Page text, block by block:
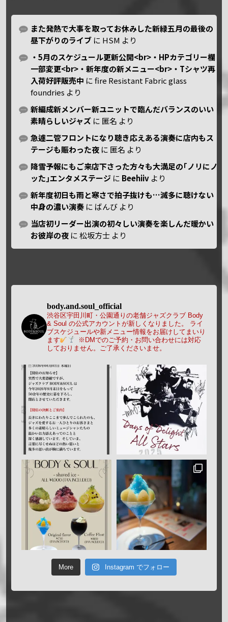
また発熱で大事を取ってお休みした新緑五月の最後の
昼下がりのライブ に HSM より
・5月のスケジュール更新公開<br>・HPカテゴリー欄
一部変更<br>・新年度の新メニュー<br>・Tシャツ再
入荷好評販売中 にfire Resistant Fabric glass
foundries より
新編成新メンバー新ユニットで臨んだバランスのいい
素晴らしいジャズ に 匿名 より
急遽二管フロントになり聴き応えある演奏に店内もス
テージも賑わった夜 に 匿名 より
降雪予報にもご来店下さった方々も大満足の｢ノリにノ
ッた｣エンタメステージ に Beehiiv より
新年度初日も雨と寒さで拍子抜けも…滅多に聴けない
中身の濃い演奏 に ばんび より
当店初リーダー出演の初々しい演奏を楽しんだ暖かい
お彼岸の夜 に松坂方士 より
body.and.soul_official
渋谷区宇田川町・公園通りの老舗ジャズクラブ Body
& Soul の公式アカウントが新しくなりました。
ライ
ブスケジュールや新メニュー情報をお届けしてまいり
ます
※DMでのご予約・お問い合わせには対応
しておりません。ご了承くださいませ。
More Instagram でフォロー